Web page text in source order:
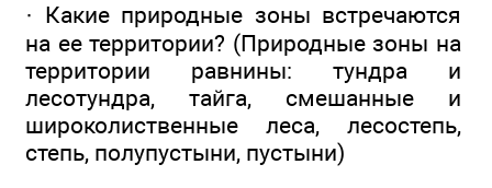
· Какие природные зоны встречаются
на ее территории? (Природные зоны на
территории равнины: тундра и
лесотундра, тайга, смешанные и
широколиственные леса, лесостепь,
степь, полупустыни, пустыни)